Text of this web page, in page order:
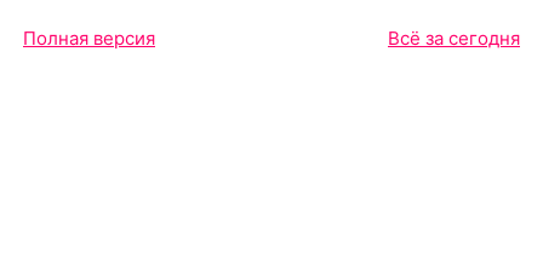
Полная версия Всё за сегодня